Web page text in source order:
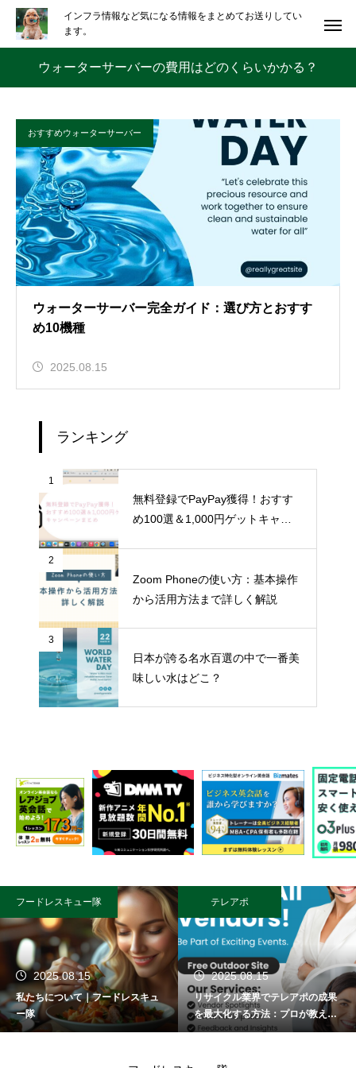
インフラ情報など気になる情報をまとめてお送りしてい
ます。
ウォーターサーバーの費用はどのくらいかかる？
おすすめウォーターサーバー
ウォーターサーバー完全ガイド：選び方とおすす
め10機種
2025.08.15
ランキング
1
無料登録でPayPay獲得！おすす
め100選＆1,000円ゲットキャン
2
Zoom Phoneの使い方：基本操作
から活用方法まで詳しく解説
3
日本が誇る名水百選の中で一番美
味しい水はどこ？
フードレスキュー隊
2025.08.15
私たちについて｜フードレスキュ
ー隊
テレアポ
2025.08.15
リサイクル業界でテレアポの成果
を最大化する方法：プロが教える
成功術